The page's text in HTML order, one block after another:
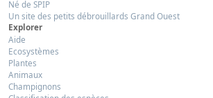
Né de SPIP
Un site des petits débrouillards Grand Ouest
Explorer
Aide
Ecosystèmes
Plantes
Animaux
Champignons